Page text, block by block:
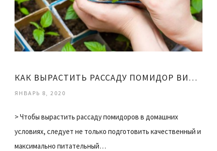
КАК ВЫРАСТИТЬ РАССАДУ ПОМИДОР ВИДЕО
ЯНВАРЬ 8, 2020
> Чтобы вырастить рассаду помидоров в домашних
условиях, следует не только подготовить качественный и
максимально питательный…